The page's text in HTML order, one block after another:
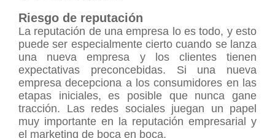
Riesgo de reputación
La reputación de una empresa lo es todo, y esto
puede ser especialmente cierto cuando se lanza
una nueva empresa y los clientes tienen
expectativas preconcebidas. Si una nueva
empresa decepciona a los consumidores en las
etapas iniciales, es posible que nunca gane
tracción. Las redes sociales juegan un papel
muy importante en la reputación empresarial y
el marketing de boca en boca.